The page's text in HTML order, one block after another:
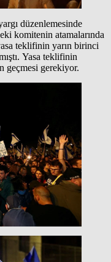
düzenlemesinde
komitenin atamalarında
teklifinin yarın birinci
Yasa teklifinin
geçmesi gerekiyor.